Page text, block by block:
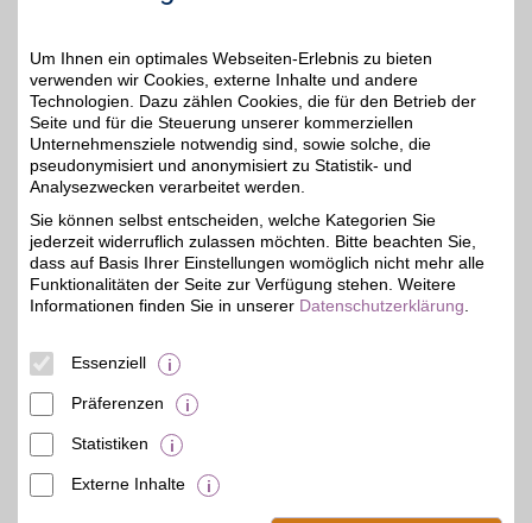
6% Zum Partnerprofil
bis 3,20€
REWE.de
Tragen adé: Lebensmittel
bequem nach Hause
liefern lassen und
individuelle Termine
zwischen 8-22 Uhr
ausmachen. Mit BSW-
Um Ihnen ein optimales Webseiten-Erlebnis zu bieten
verwenden wir Cookies, externe Inhalte und andere
Technologien. Dazu zählen Cookies, die für den Betrieb der
Seite und für die Steuerung unserer kommerziellen
Unternehmensziele notwendig sind, sowie solche, die
pseudonymisiert und anonymisiert zu Statistik- und
Analysezwecken verarbeitet werden.
Sie können selbst entscheiden, welche Kategorien Sie
jederzeit widerruflich zulassen möchten. Bitte beachten Sie,
dass auf Basis Ihrer Einstellungen womöglich nicht mehr alle
Funktionalitäten der Seite zur Verfügung stehen. Weitere
Informationen finden Sie in unserer Datenschutzerklärung
Essenziell
Präferenzen
Statistiken
Externe Inhalte